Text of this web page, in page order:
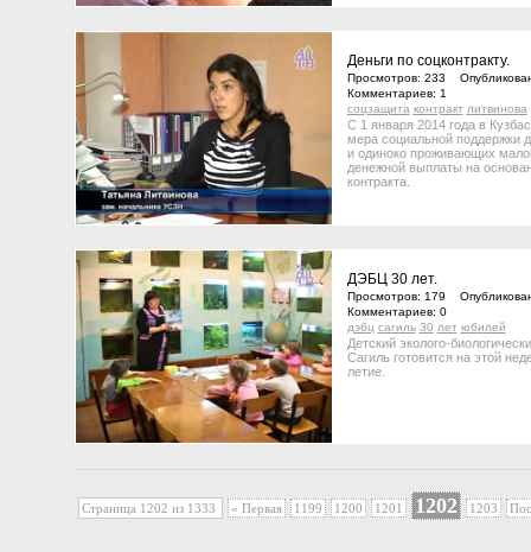
Деньги по соцконтракту.
Просмотров: 233
Комментариев: 1
соцзащита контракт литвинова
С 1 января 2014 года в
мера социальной поддержки
и одиноко проживающих
денежной выплаты на
контракта.
ДЭБЦ 30 лет.
Просмотров: 179
Комментариев: 0
дэбц сагиль 30 лет юбилей
Детский эколого-
Сагиль готовится на этой
летие.
Страница 1202 из 1333 « Первая 1199 1200 1201 1202 1203